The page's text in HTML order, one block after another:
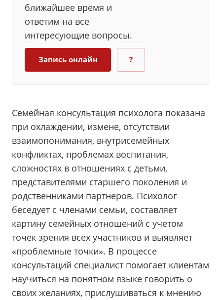
ближайшее время и
ответим на все
интересующие вопросы.
Запись онлайн ?
Семейная консультация психолога показана
при охлаждении, измене, отсутствии
взаимопонимания, внутрисемейных
конфликтах, проблемах воспитания,
сложностях в отношениях с детьми,
представителями старшего поколения и
родственниками партнеров. Психолог
беседует с членами семьи, составляет
картину семейных отношений с учетом
точек зрения всех участников и выявляет
«проблемные точки». В процессе
консультаций специалист помогает клиентам
научиться на понятном языке говорить о
своих желаниях, прислушиваться к мнению